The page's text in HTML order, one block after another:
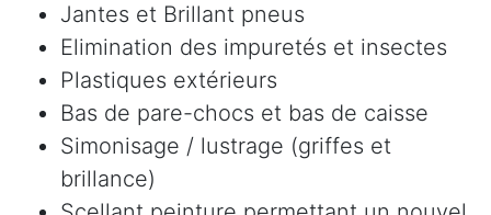
Jantes et Brillant pneus
Elimination des impuretés et insectes
Plastiques extérieurs
Bas de pare-chocs et bas de caisse
Simonisage / lustrage (griffes et
brillance)